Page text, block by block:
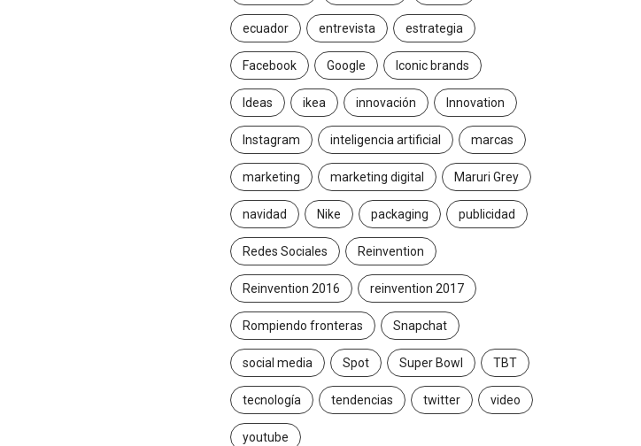
ecuador entrevista estrategia
Facebook Google Iconic brands
Ideas ikea innovación Innovation
Instagram inteligencia artificial marcas
marketing marketing digital Maruri Grey
navidad Nike packaging publicidad
Redes Sociales Reinvention
Reinvention 2016 reinvention 2017
Rompiendo fronteras Snapchat
social media Spot Super Bowl TBT
tecnología tendencias twitter video
youtube